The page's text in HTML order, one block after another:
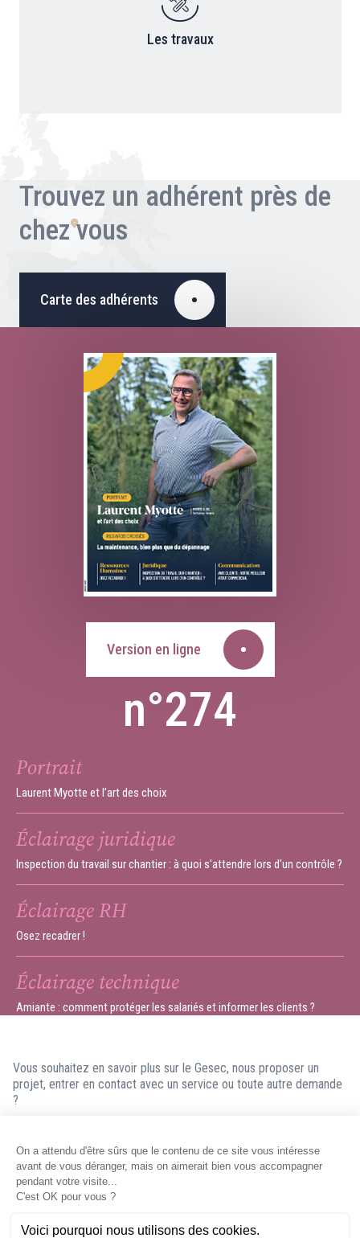
Les travaux
Trouvez un adhérent près de
chez vous
Carte des adhérents
Version en ligne
n°274
Portrait
Laurent Myotte et l’art des choix
Éclairage juridique
Inspection du travail sur chantier : à quoi s'attendre lors d'un contrôle ?
Éclairage RH
Osez recadrer !
Éclairage technique
Amiante : comment protéger les salariés et informer les clients ?
Vous souhaitez en savoir plus sur le Gesec, nous proposer un
projet, entrer en contact avec un service ou toute autre demande
?
répondre dans les meilleurs délais.